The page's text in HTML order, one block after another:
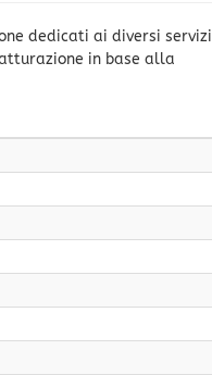
dedicati ai diversi servizi
in base alla